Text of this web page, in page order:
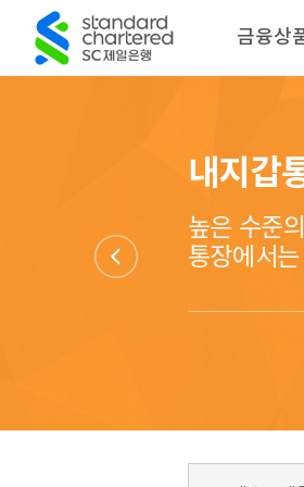
금융상
내지갑
높은 수준
통장에서